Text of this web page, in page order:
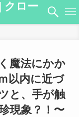
クロー
魔法にかか
以内に近づ
と、手が触
現象？！〜